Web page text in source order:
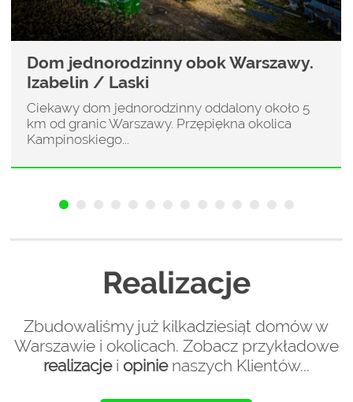
Dom jednorodzinny obok Warszawy.
Izabelin / Laski
Ciekawy dom jednorodzinny oddalony około 5
km od granic Warszawy. Przępiękna okolica
Kampinoskiego...
Realizacje
Zbudowaliśmy już kilkadziesiąt domów w
Warszawie i okolicach. Zobacz przykładowe
realizacjei opinienaszych Klientów...